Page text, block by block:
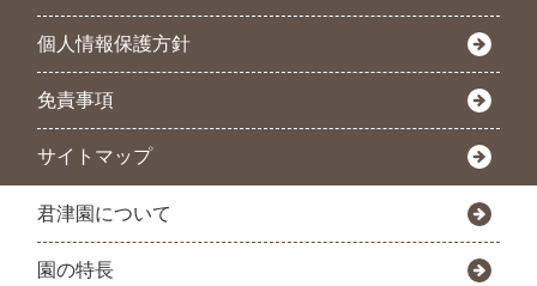
個人情報保護方針
免責事項
サイトマップ
君津園について
園の特長